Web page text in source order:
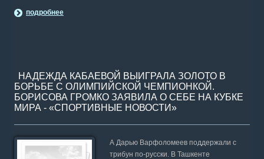
подробнее
НАДЕЖДА КАБАЕВОЙ ВЫИГРАЛА ЗОЛОТО В
БОРЬБЕ С ОЛИМПИЙСКОЙ ЧЕМПИОНКОЙ.
БОРИСОВА ГРОМКО ЗАЯВИЛА О СЕБЕ НА КУБКЕ
МИРА - «СПОРТИВНЫЕ НОВОСТИ»
А Дарью Варфоломеев поддержали с
трибун по-русски. В Ташкенте